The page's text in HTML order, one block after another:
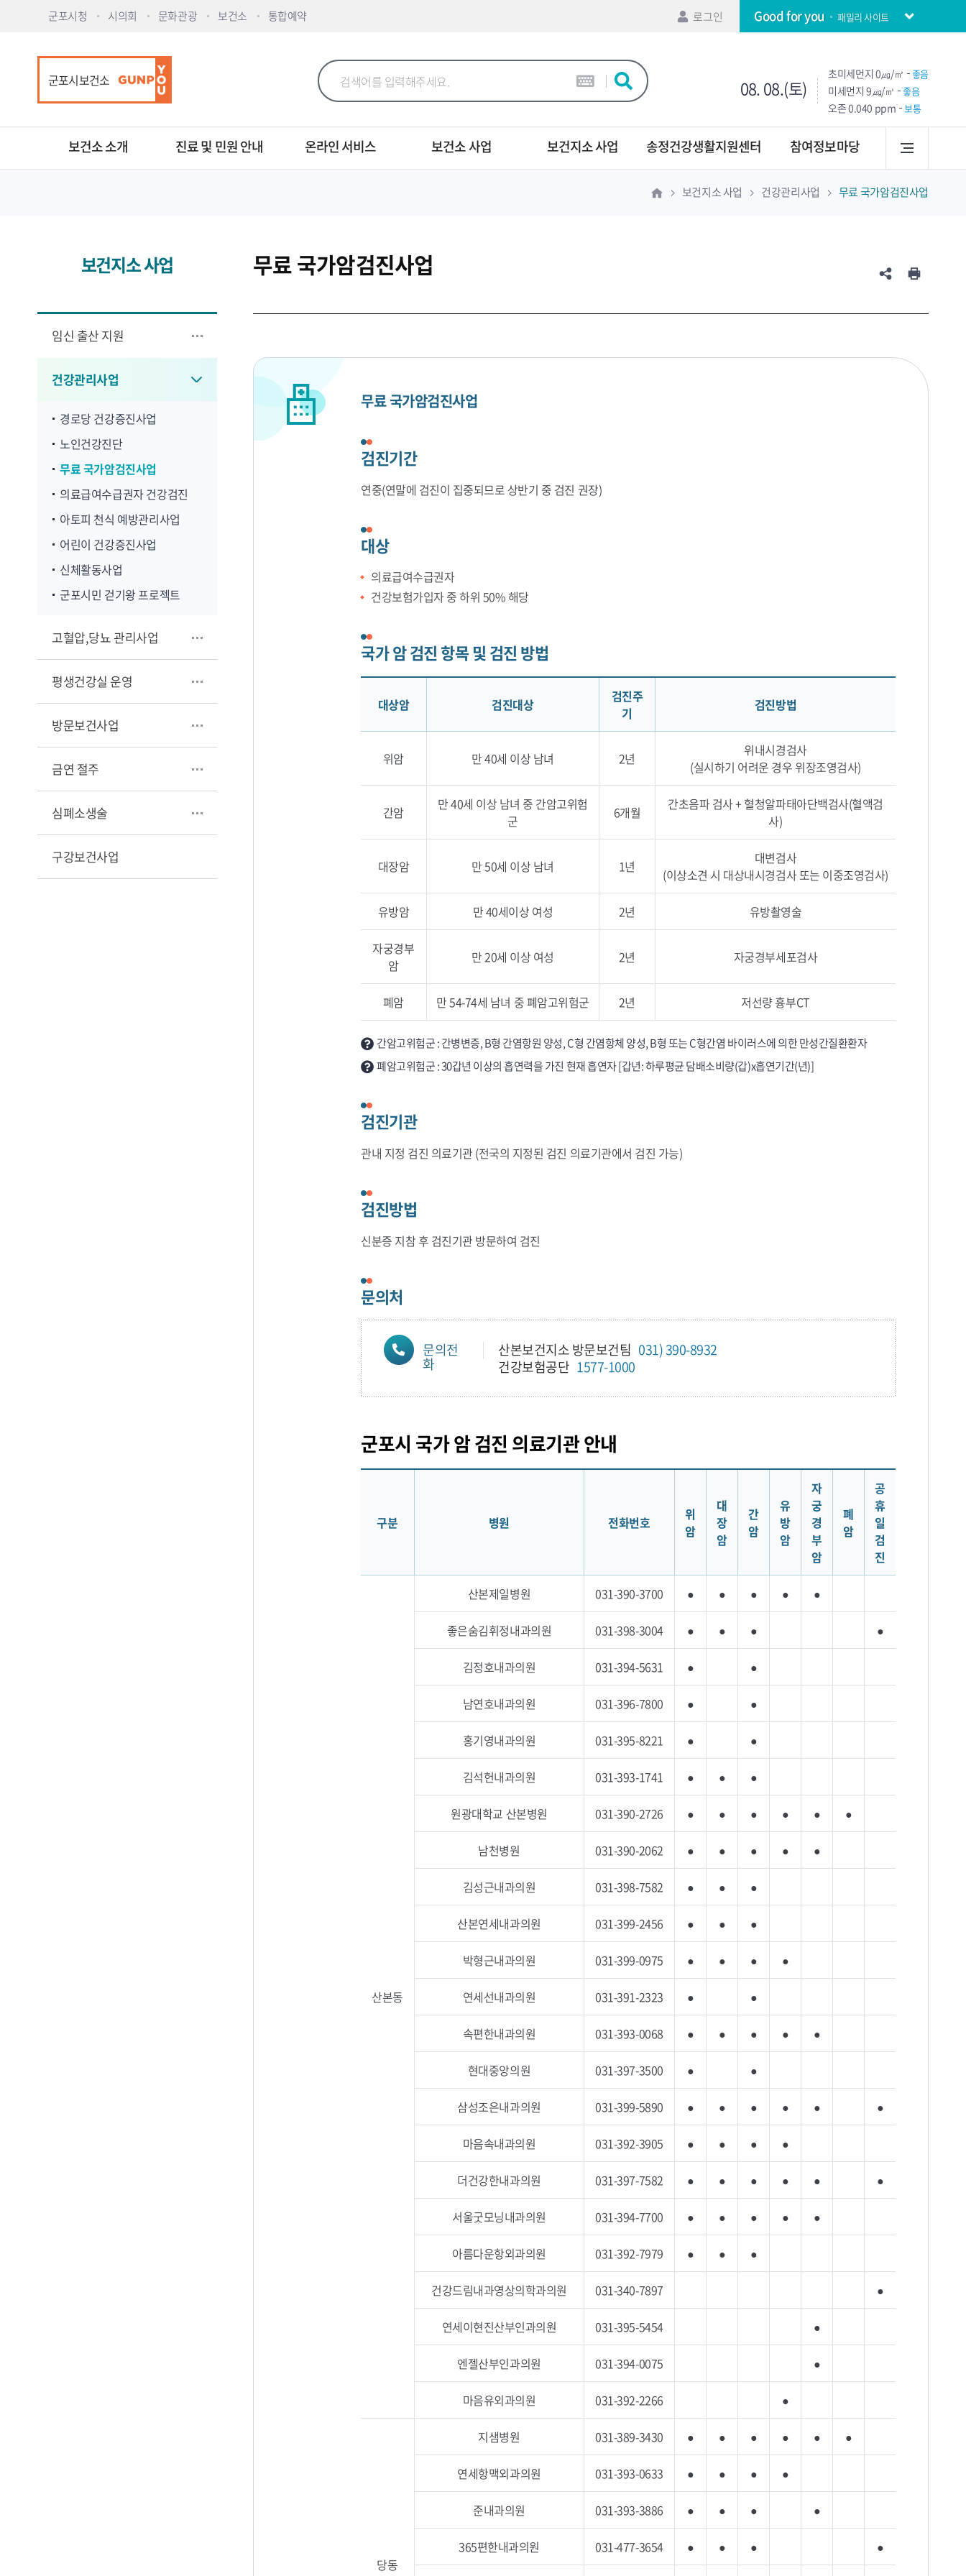
군포시청 시의회 문화관광 보건소 통합예약 로그인 Good for you 패밀리 사이트
군포시보건소 08. 08.(토)
초미세먼지 0㎍/㎥ 좋음
미세먼지 9㎍/㎥ 좋음
오존0.040 ppm 보통
보건소 소개 진료 및 민원 안내 온라인 서비스 보건소 사업 보건지소 사업 송정건강생활지원센터 참여정보마당
보건지소 사업 건강관리사업 무료 국가암검진사업
보건지소 사업
임신 출산 지원
건강관리사업
경로당 건강증진사업
노인건강진단
무료 국가암검진사업
의료급여수급권자 건강검진
아토피 천식 예방관리사업
어린이 건강증진사업
신체활동사업
군포시민 걷기왕 프로젝트
고혈압,당뇨 관리사업
평생건강실 운영
방문보건사업
금연 절주
심폐소생술
구강보건사업
무료 국가암검진사업
무료 국가암검진사업
검진기간
연중(연말에 검진이 집중되므로 상반기 중 검진 권장)
대상
의료급여수급권자
건강보험가입자 중 하위 50% 해당
국가 암 검진 항목 및 검진 방법
대상암 검진대상
검진주
기
검진방법
위암 만 40세 이상 남녀 2년
위내시경검사
(실시하기 어려운 경우 위장조영검사)
간암
만 40세 이상 남녀 중 간암고위험
군
6개월
간초음파 검사 + 혈청알파태아단백검사(혈액검
사)
대장암 만 50세 이상 남녀 1년
대변검사
(이상소견 시 대상내시경검사 또는 이중조영검사)
유방암 만 40세이상 여성 2년 유방촬영술
자궁경부
암
만 20세 이상 여성 2년 자궁경부세포검사
폐암 만 54-74세 남녀 중 폐암고위험군 2년 저선량 흉부CT
간암고위험군 : 간병변증, B형 간염항원 양성, C형 간염항체 양성, B형 또는 C형간염 바이러스에 의한 만성간질환환자
폐암고위험군 : 30갑년 이상의 흡연력을 가진 현재 흡연자 [갑년: 하루평균 담배소비량(갑)x흡연기간(년)]
검진기관
관내 지정 검진 의료기관 (전국의 지정된 검진 의료기관에서 검진 가능)
검진방법
신분증 지참 후 검진기관 방문하여 검진
문의처
문의전
화
산본보건지소 방문보건팀 031) 390-8932
건강보험공단 1577-1000
군포시 국가 암 검진 의료기관 안내
구분 병원 전화번호
위
암
대
장
암
간
암
유
방
암
자
궁
경
부
암
폐
암
공
휴
일
검
진
산본동
산본제일병원 031-390-3700 ● ● ● ● ●
좋은숨김휘정내과의원 031-398-3004 ● ● ● ●
김정호내과의원 031-394-5631 ● ●
남연호내과의원 031-396-7800 ● ●
홍기영내과의원 031-395-8221 ● ●
김석헌내과의원 031-393-1741 ● ● ●
원광대학교 산본병원 031-390-2726 ● ● ● ● ● ●
남천병원 031-390-2062 ● ● ● ● ●
김성근내과의원 031-398-7582 ● ● ●
산본연세내과의원 031-399-2456 ● ● ●
박형근내과의원 031-399-0975 ● ● ● ●
연세선내과의원 031-391-2323 ● ●
속편한내과의원 031-393-0068 ● ● ● ● ●
현대중앙의원 031-397-3500 ● ●
삼성조은내과의원 031-399-5890 ● ● ● ● ● ●
마음속내과의원 031-392-3905 ● ● ● ●
더건강한내과의원 031-397-7582 ● ● ● ● ● ●
서울굿모닝내과의원 031-394-7700 ● ● ● ● ●
아름다운항외과의원 031-392-7979 ● ● ●
건강드림내과영상의학과의원 031-340-7897 ●
연세이현진산부인과의원 031-395-5454 ●
엔젤산부인과의원 031-394-0075 ●
마음유외과의원 031-392-2266 ●
당동
지샘병원 031-389-3430 ● ● ● ● ● ●
연세항맥외과의원 031-393-0633 ● ● ● ●
준내과의원 031-393-3886 ● ● ● ●
365편한내과의원 031-477-3654 ● ● ● ●